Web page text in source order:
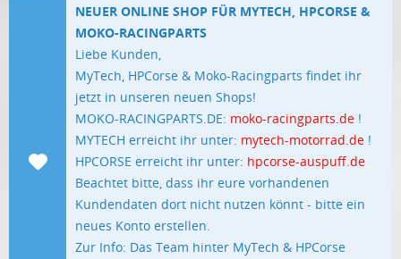
NEUER ONLINE SHOP FÜR MYTECH, HPCORSE &
MOKO-RACINGPARTS
Liebe Kunden,
MyTech, HPCorse & Moko-Racingparts findet ihr
jetzt in unseren neuen Shops!
MOKO-RACINGPARTS.DE: moko-racingparts.de !
MYTECH erreicht ihr unter: mytech-motorrad.de !
HPCORSE erreicht ihr unter: hpcorse-auspuff.de
Beachtet bitte, dass ihr eure vorhandenen
Kundendaten dort nicht nutzen könnt - bitte ein
neues Konto erstellen.
Zur Info: Das Team hinter MyTech & HPCorse